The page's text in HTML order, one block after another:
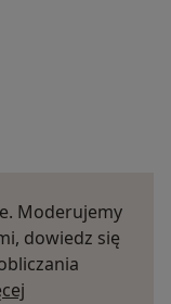
Moderujemy
dowiedz się